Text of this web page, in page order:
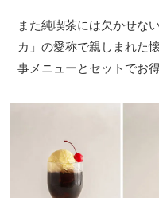
また純喫茶には欠かせな
カ」の愛称で親しまれた
事メニューとセットでお